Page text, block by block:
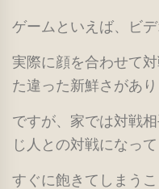
ゲームといえば、ビ
実際に顔を合わせて
た違った新鮮さがあり
ですが、家では対戦
じ人との対戦になっ
すぐに飽きてしまう